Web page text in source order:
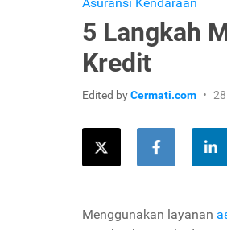
5 Langkah
Kredit
Edited byCermati.com
Menggunakan layanan